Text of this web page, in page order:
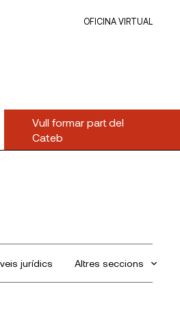
OFICINA VIRTUAL
Vull formar part del
Cateb
jurídics Altres seccions